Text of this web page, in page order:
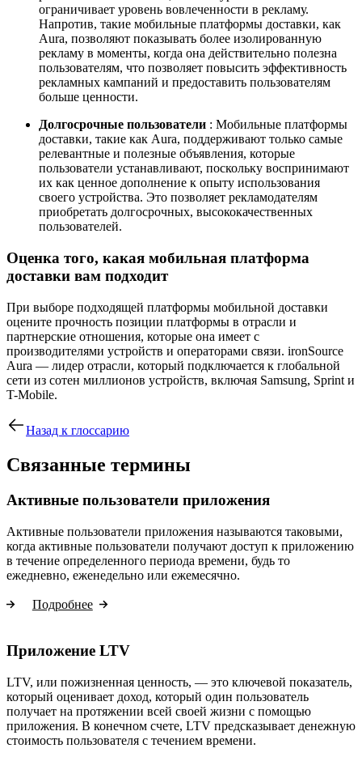
ограничивает уровень вовлеченности в рекламу.
Напротив, такие мобильные платформы доставки, как
Aura, позволяют показывать более изолированную
рекламу в моменты, когда она действительно полезна
пользователям, что позволяет повысить эффективность
рекламных кампаний и предоставить пользователям
больше ценности.
Долгосрочные пользователи : Мобильные платформы
доставки, такие как Aura, поддерживают только самые
релевантные и полезные объявления, которые
пользователи устанавливают, поскольку воспринимают
их как ценное дополнение к опыту использования
своего устройства. Это позволяет рекламодателям
приобретать долгосрочных, высококачественных
пользователей.
Оценка того, какая мобильная платформа
доставки вам подходит
При выборе подходящей платформы мобильной доставки
оцените прочность позиции платформы в отрасли и
партнерские отношения, которые она имеет с
производителями устройств и операторами связи. ironSource
Aura — лидер отрасли, который подключается к глобальной
сети из сотен миллионов устройств, включая Samsung, Sprint и
T-Mobile.
Назад к глоссарию
Связанные термины
Активные пользователи приложения
Активные пользователи приложения называются таковыми,
когда активные пользователи получают доступ к приложению
в течение определенного периода времени, будь то
ежедневно, еженедельно или ежемесячно.
Подробнее
Приложение LTV
LTV, или пожизненная ценность, — это ключевой показатель,
который оценивает доход, который один пользователь
получает на протяжении всей своей жизни с помощью
приложения. В конечном счете, LTV предсказывает денежную
стоимость пользователя с течением времени.